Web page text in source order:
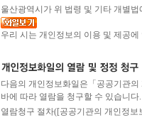
울산광역시가 위 법령 및 기타 개별
우리 시는 개인정보의 이용 및 제공
다음의 개인정보화일은「공공기관
바에 따라 열람을 청구할 수 있습니다.
열람청구 절차([공공기관의 개인정